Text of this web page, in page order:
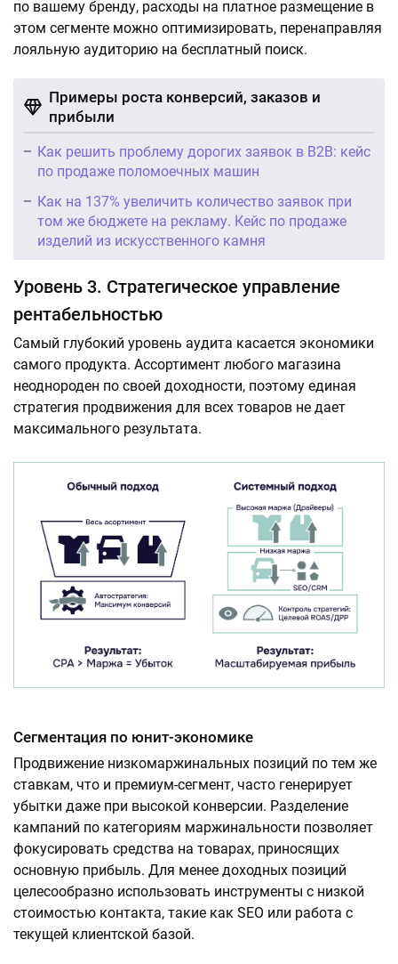
по вашему бренду, расходы на платное размещение в
этом сегменте можно оптимизировать, перенаправляя
лояльную аудиторию на бесплатный поиск.
Примеры роста конверсий, заказов и
прибыли
Как решить проблему дорогих заявок в B2B: кейс
по продаже поломоечных машин
Как на 137% увеличить количество заявок при
том же бюджете на рекламу. Кейс по продаже
изделий из искусственного камня
Уровень 3. Стратегическое управление
рентабельностью
Самый глубокий уровень аудита касается экономики
самого продукта. Ассортимент любого магазина
неоднороден по своей доходности, поэтому единая
стратегия продвижения для всех товаров не дает
максимального результата.
Сегментация по юнит-экономике
Продвижение низкомаржинальных позиций по тем же
ставкам, что и премиум-сегмент, часто генерирует
убытки даже при высокой конверсии. Разделение
кампаний по категориям маржинальности позволяет
фокусировать средства на товарах, приносящих
основную прибыль. Для менее доходных позиций
целесообразно использовать инструменты с низкой
стоимостью контакта, такие как SEO или работа с
текущей клиентской базой.